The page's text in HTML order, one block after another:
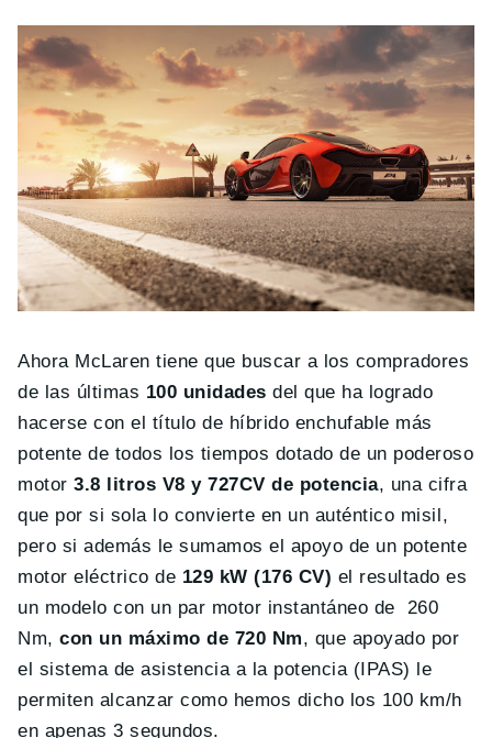
Ahora McLaren tiene que buscar a los compradores
de las últimas 100 unidades del que ha logrado
hacerse con el título de híbrido enchufable más
potente de todos los tiempos dotado de un poderoso
motor3.8 litros V8 y 727CV de potencia, una cifra
que por si sola lo convierte en un auténtico misil,
pero si además le sumamos el apoyo de un potente
motor eléctrico de 129 kW (176 CV) el resultado es
un modelo con un par motor instantáneo de 260
Nm, con un máximo de 720 Nm, que apoyado por
el sistema de asistencia a la potencia (IPAS) le
permiten alcanzar como hemos dicho los 100 km/h
en apenas 3 segundos.